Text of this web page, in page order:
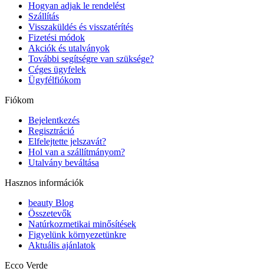
Hogyan adjak le rendelést
Szállítás
Visszaküldés és visszatérítés
Fizetési módok
Akciók és utalványok
További segítségre van szüksége?
Céges ügyfelek
Ügyfélfiókom
Fiókom
Bejelentkezés
Regisztráció
Elfelejtette jelszavát?
Hol van a szállítmányom?
Utalvány beváltása
Hasznos információk
beauty Blog
Összetevők
Natúrkozmetikai minősítések
Figyelünk környezetünkre
Aktuális ajánlatok
Ecco Verde